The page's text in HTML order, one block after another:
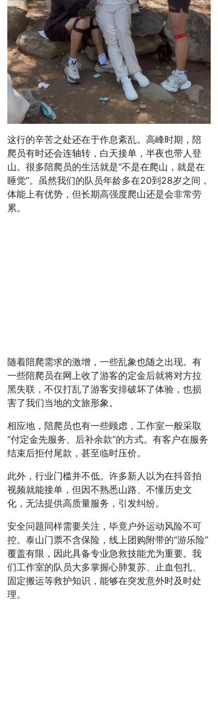
这行的辛苦之处还在于作息紊乱。高峰时期，陪
爬员有时还会连轴转，白天接单，半夜也带人登
山。很多陪爬员的生活就是“不是在爬山，就是在
睡觉”。虽然我们的队员年龄多在20到28岁之间，
体能上有优势，但长期高强度爬山还是会非常劳
累。
随着陪爬需求的激增，一些乱象也随之出现。有
一些陪爬员在网上收了游客的定金后就将对方拉
黑失联，不仅打乱了游客安排破坏了体验，也损
害了我们当地的文旅形象。
相应地，陪爬员也有一些顾虑，工作室一般采取
“付定金先服务、后补余款”的方式。有客户在服务
结束后拒付尾款，甚至临时压价。
此外，行业门槛并不低。许多新人以为在抖音拍
视频就能接单，但因不熟悉山路、不懂历史文
化，无法提供高质量服务，引发纠纷。
安全问题同样需要关注，毕竟户外运动风险不可
控。泰山门票不含保险，线上团购附带的“游乐险”
覆盖有限，因此具备专业急救技能尤为重要。我
们工作室的队员大多掌握心肺复苏、止血包扎、
固定搬运等救护知识，能够在突发意外时及时处
理。